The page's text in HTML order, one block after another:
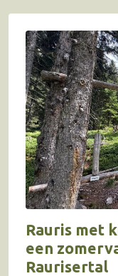
Rauris met
een
Raurisertal